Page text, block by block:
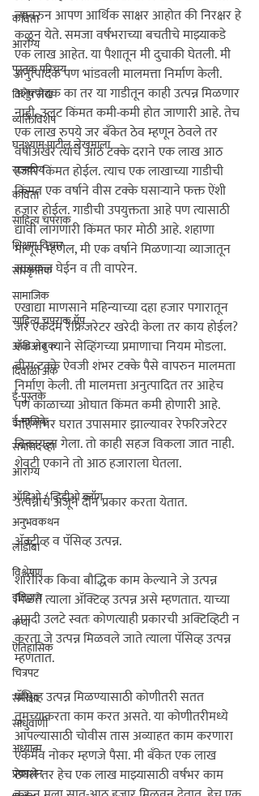
कविता
आरोग्य
पुस्तक परिचय
विशेष लेख
व्यक्तिविशेष
घनश्याम पाटील लेखमाला
राजकीय
कविता
साहित्य चपराक
शिक्षण विचार
सांस्कृतिक
सामाजिक
साहित्य चपराक ऍप
ऑडिओबुक
दिवाळी अंक
ई-पुस्तके
ई-मासिके
सभासद व्हा
आरोग्य
ऑडिओ / व्हिडीओ ब्लॉग
अनुभवकथन
लाडोबा
विश्लेषण
इतिहास
कथा
ऎतिहासिक
चित्रपट
समीक्षा
साधुवाणी
अध्यात्म
प्रकाशन
त्यावरुन आपण आर्थिक साक्षर आहोत की निरक्षर हे
कळून येते. समजा वर्षभराच्या बचतीचे माझ्याकडे
एक लाख आहेत. या पैशातून मी दुचाकी घेतली. मी
अनुत्पादक पण भांडवली मालमत्ता निर्माण केली.
अनुत्पादक का तर या गाडीतून काही उत्पन्न मिळणार
नाही, उलट किंमत कमी-कमी होत जाणारी आहे. तेच
एक लाख रुपये जर बँकेत ठेव म्हणून ठेवले तर
वर्षाअखेर त्यांचे आठ टक्के दराने एक लाख आठ
हजार किंमत होईल. त्याच एक लाखाच्या गाडीची
किंमत एक वर्षाने वीस टक्के घसार्‍याने फक्त ऐंशी
हजार होईल. गाडीची उपयुक्तता आहे पण त्यासाठी
द्यावी लागणारी किंमत फार मोठी आहे. शहाणा
माणूस म्हणेल, मी एक वर्षाने मिळणार्‍या व्याजातून
सायकल घेईन व ती वापरेन.
एखाद्या माणसाने महिन्याच्या दहा हजार पगारातून
जर एकदम रेफ्रिजरेटर खरेदी केला तर काय होईल?
एक तर त्याने सेव्हिंगच्या प्रमाणाचा नियम मोडला.
तीस टक्के ऐवजी शंभर टक्के पैसे वापरुन मालमता
निर्माण केली. ती मालमत्ता अनुत्पादित तर आहेच
पण काळाच्या ओघात किंमत कमी होणारी आहे.
महिनाभर घरात उपासमार झाल्यावर रेफरिजरेटर
विकायला गेला. तो काही सहज विकला जात नाही.
शेवटी एकाने तो आठ हजाराला घेतला.
उत्पन्नाचे अजून दोन प्रकार करता येतात.
अ‍ॅक्टीव्ह व पॅसिव्ह उत्पन्न.
शारीरिक किवा बौद्धिक काम केल्याने जे उत्पन्न
मिळते त्याला अ‍ॅक्टिव्ह उत्पन्न असे म्हणतात. याच्या
अगदी उलटे स्वतः कोणत्याही प्रकारची अक्टिव्हिटी न
करता जे उत्पन्न मिळवले जाते त्याला पॅसिव्ह उत्पन्न
म्हणतात.
पॅसिव्ह उत्पन्न मिळण्यासाठी कोणीतरी सतत
तुमच्याकरता काम करत असते. या कोणीतरीमध्ये
आपल्यासाठी चोवीस तास अव्याहत काम करणारा
एकमेव नोकर म्हणजे पैसा. मी बँकेत एक लाख
ठेवले तर हेच एक लाख माझ्यासाठी वर्षभर काम